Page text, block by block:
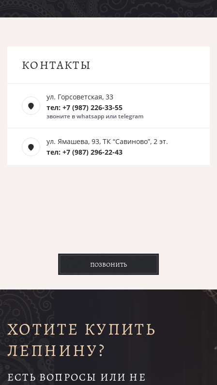
КОНТАКТЫ
ул. Горсоветская, 33
тел: +7 (987) 226-33-55
звоните в whatsapp или telegram
ул. Ямашева, 93, ТК “Савиново”, 2 эт.
тел: +7 (987) 296-22-43
ПОЗВОНИТЬ
ХОТИТЕ КУПИТЬ
ЛЕПНИНУ?
ЕСТЬ ВОПРОСЫ ИЛИ НЕ